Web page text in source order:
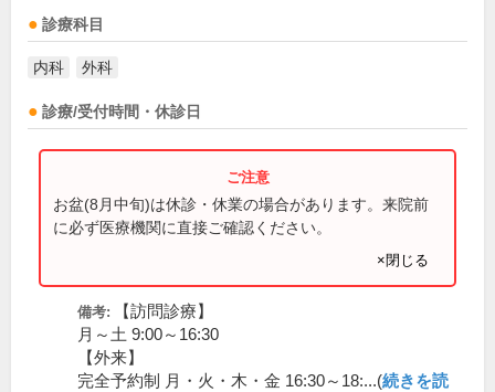
診療科目
内科 外科
診療/受付時間・休診日
お盆(8月中旬)は休診・休業の場合があります。来院前
に必ず医療機関に直接ご確認ください。
×閉じる
備考:
【訪問診療】
月～土 9:00～16:30
【外来】
完全予約制 月・火・木・金 16:30～18:...(続きを読